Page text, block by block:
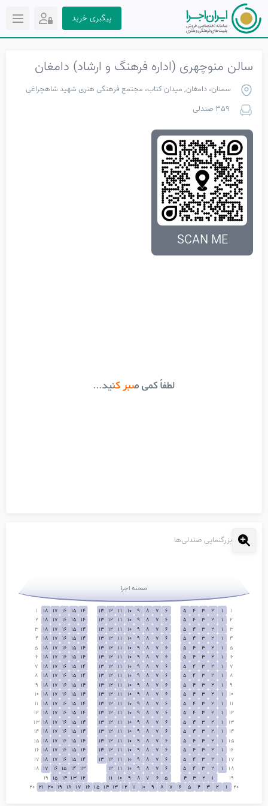
پیگیری خرید
سالن منوچهری (اداره فرهنگ و ارشاد) دامغان
سمنان، دامغان, میدان کتاب، مجتمع فرهنگی هنری شهید شاهچراغی
359 صندلی
SCAN ME
بزرگنمایی صندلی‌ها
صحنه اجرا
1
1
2
3
4
5
6
7
8
9
10
11
12
13
14
15
16
17
18
1
2
1
2
3
4
5
6
7
8
9
10
11
12
13
14
15
16
17
18
2
3
1
2
3
4
5
6
7
8
9
10
11
12
13
14
15
16
17
18
3
4
1
2
3
4
5
6
7
8
9
10
11
12
13
14
15
16
17
18
4
5
1
2
3
4
5
6
7
8
9
10
11
12
13
14
15
16
17
18
5
6
1
2
3
4
5
6
7
8
9
10
11
12
13
14
15
16
17
18
6
7
1
2
3
4
5
6
7
8
9
10
11
12
13
14
15
16
17
18
7
8
1
2
3
4
5
6
7
8
9
10
11
12
13
14
15
16
17
18
8
9
1
2
3
4
5
6
7
8
9
10
11
12
13
14
15
16
17
18
9
10
1
2
3
4
5
6
7
8
9
10
11
12
13
14
15
16
17
18
10
11
1
2
3
4
5
6
7
8
9
10
11
12
13
14
15
16
17
18
11
12
1
2
3
4
5
6
7
8
9
10
11
12
13
14
15
16
17
18
12
13
1
2
3
4
5
6
7
8
9
10
11
12
13
14
15
16
17
18
13
14
1
2
3
4
5
6
7
8
9
10
11
12
13
14
15
16
17
18
14
15
1
2
3
4
5
6
7
8
9
10
11
12
13
14
15
16
17
18
15
16
1
2
3
4
5
6
7
8
9
10
11
12
13
14
15
16
17
18
16
17
1
2
3
4
5
6
7
8
9
10
11
12
13
14
15
16
17
18
17
18
1
2
3
4
5
6
7
8
9
10
11
12
13
14
15
16
17
18
19
1
2
3
4
5
6
7
8
9
10
11
12
13
14
15
19
20
1
2
3
4
5
6
7
8
9
10
11
12
13
14
15
16
17
18
19
20
21
20